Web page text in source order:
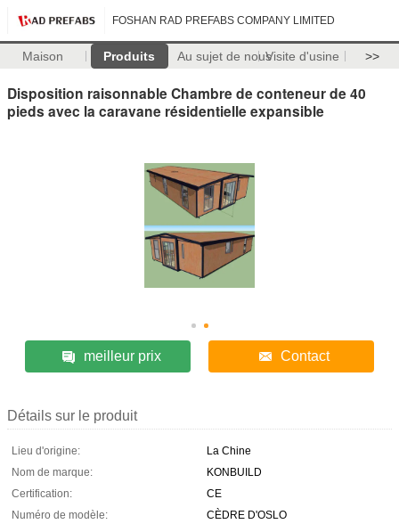
FOSHAN RAD PREFABS COMPANY LIMITED
Maison Produits Au sujet de nousVisite d'usine >>
Disposition raisonnable Chambre de conteneur de 40
pieds avec la caravane résidentielle expansible
meilleur prix Contact
Détails sur le produit
Lieu d'origine:
La Chine
Nom de marque:
KONBUILD
Certification:
CE
Numéro de modèle:
CÈDRE D'OSLO